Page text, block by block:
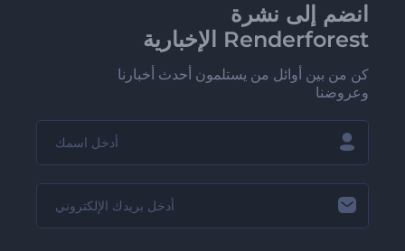
انضم إلى نشرة
Renderforest الإخبارية
كن من بين أوائل من يستلمون أحدث أخبارنا
وعروضنا